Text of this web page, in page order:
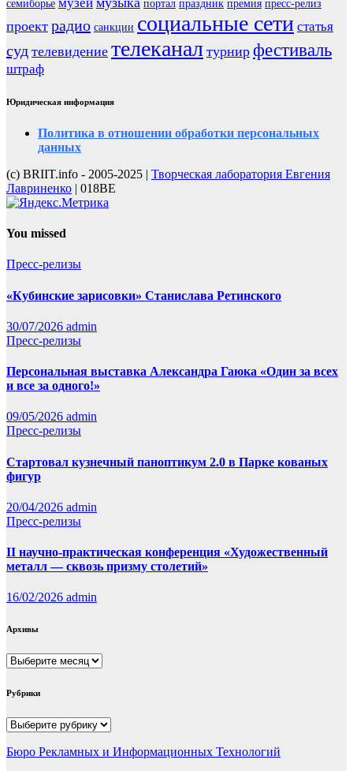
семиборье
портал праздник премия пресс-релиз
проект радио санкции социальные сети статья
суд телевидение телеканал турнир фестиваль
штраф
Юридическая информация
Политика в отношении обработки персональных
данных
(с) BRIIT.info - 2005-2025 | Творческая лаборатория Евгения
Лавриненко | 018BE
You missed
Пресс-релизы
«Кубинские зарисовки» Станислава Ретинского
30/07/2026 admin
Пресс-релизы
Персональная выставка Александра Гаюка «Один за всех
и все за одного!»
09/05/2026 admin
Пресс-релизы
Стартовал кузнечный паноптикум 2.0 в Парке кованых
фигур
20/04/2026 admin
Пресс-релизы
II научно-практическая конференция «Художественный
металл — сквозь призму столетий»
16/02/2026 admin
Архивы
Архивы
Рубрики
Рубрики
Бюро Рекламных и Информационных Технологий